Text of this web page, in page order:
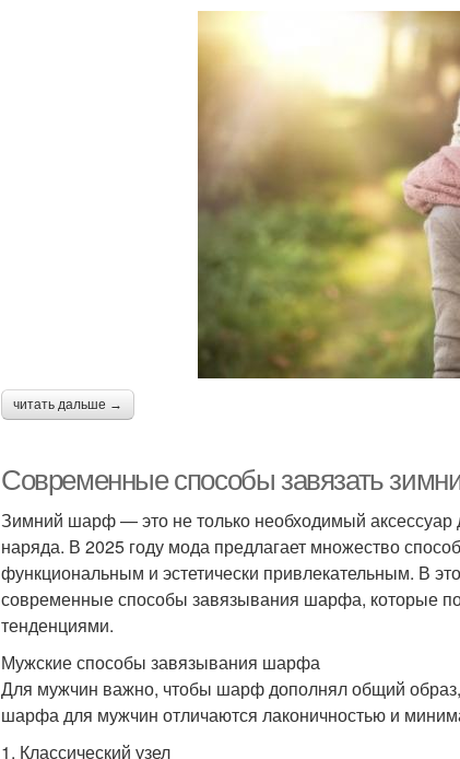
читать дальше →
Современные способы завязать
Зимний шарф — это не только необходимый
наряда. В 2025 году мода предлагает множество
функциональным и эстетически привлекательным. В
современные способы завязывания шарфа, которые
тенденциями.
Мужские способы завязывания шарфа
Для мужчин важно, чтобы шарф дополнял общий
шарфа для мужчин отличаются лаконичностью и
1. Классический узел